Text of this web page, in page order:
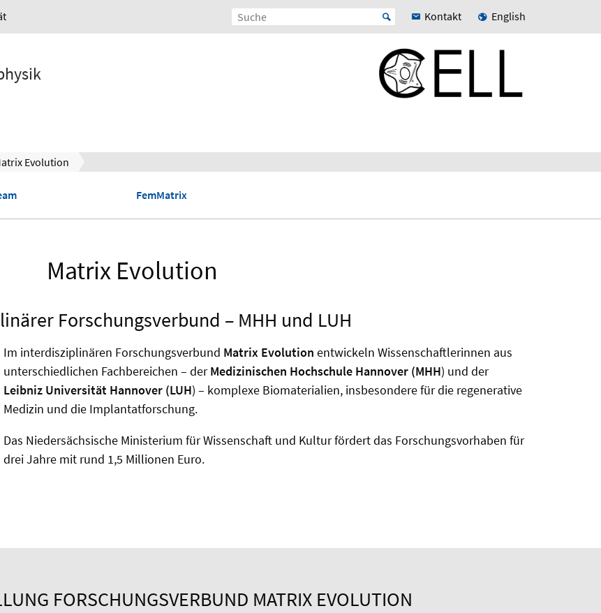
Kontakt English
Evolution
FemMatrix
Matrix Evolution
Forschungsverbund – MHH und LUH
Im interdisziplinären Forschungsverbund Matrix Evolution entwickeln Wissenschaftlerinnen aus
unterschiedlichen Fachbereichen – derMedizinischen Hochschule Hannover (MHH) und der
Leibniz Universität Hannover (LUH) – komplexe Biomaterialien, insbesondere für die regenerative
Medizin und die Implantatforschung.
Das Niedersächsische Ministerium für Wissenschaft und Kultur fördert das Forschungsvorhaben für
drei Jahre mit rund 1,5 Millionen Euro.
FORSCHUNGSVERBUND MATRIX EVOLUTION